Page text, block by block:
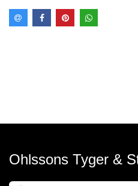
Ohlssons Tyger &